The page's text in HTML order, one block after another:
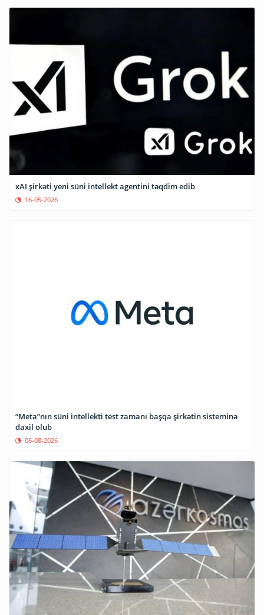
xAI şirkəti yeni süni intellekt agentini təqdim edib
16-05-2026
“Meta”nın süni intellekti test zamanı başqa şirkətin sisteminə
daxil olub
06-08-2026